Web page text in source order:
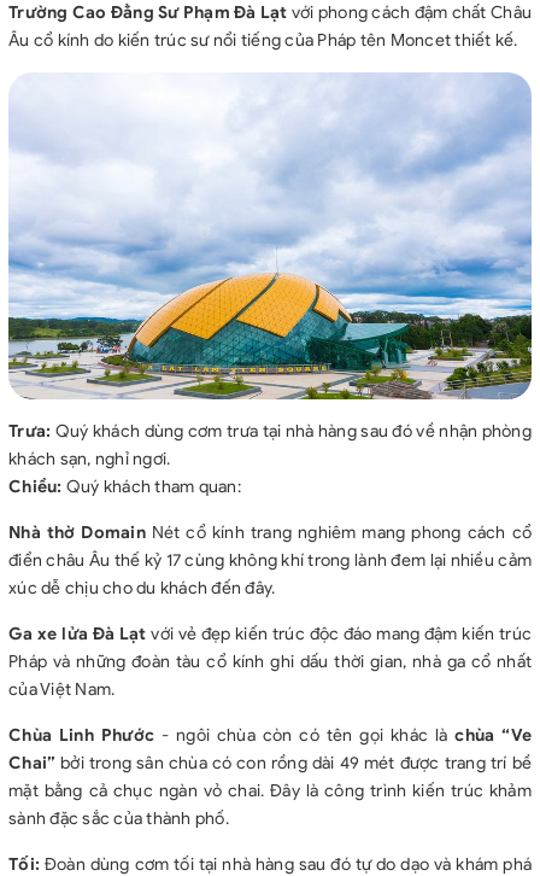
Trường Cao Đẳng Sư Phạm Đà Lạt với phong cách đậm chất Châu
Âu cổ kính do kiến trúc sư nổi tiếng của Pháp tên Moncet thiết kế.
Trưa: Quý khách dùng cơm trưa tại nhà hàng sau đó về nhận phòng
khách sạn, nghỉ ngơi.
Chiều: Quý khách tham quan:
Nhà thờ Domain Nét cổ kính trang nghiêm mang phong cách cổ
điển châu Âu thế kỷ 17 cùng không khí trong lành đem lại nhiều cảm
xúc dễ chịu cho du khách đến đây.
Ga xe lửa Đà Lạt với vẻ đẹp kiến trúc độc đáo mang đậm kiến trúc
Pháp và những đoàn tàu cổ kính ghi dấu thời gian, nhà ga cổ nhất
của Việt Nam.
Chùa Linh Phước - ngôi chùa còn có tên gọi khác làchùa “Ve
Chai” bởi trong sân chùa có con rồng dài 49 mét được trang trí bề
mặt bằng cả chục ngàn vỏ chai. Đây là công trình kiến trúc khảm
sành đặc sắc của thành phố.
Tối: Đoàn dùng cơm tối tại nhà hàng sau đó tự do dạo và khám phá